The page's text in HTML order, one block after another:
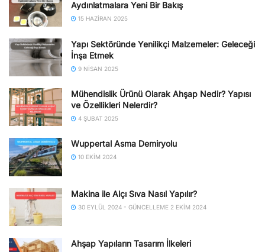
Aydınlatmalara Yeni Bir Bakış
15 HAZIRAN 2025
Yapı Sektöründe Yenilikçi Malzemeler: Geleceği
İnşa Etmek
9 NISAN 2025
Mühendislik Ürünü Olarak Ahşap Nedir? Yapısı
ve Özellikleri Nelerdir?
4 ŞUBAT 2025
Wuppertal Asma Demiryolu
10 EKIM 2024
Makina ile Alçı Sıva Nasıl Yapılır?
30 EYLÜL 2024 - GÜNCELLEME 2 EKIM 2024
Ahşap Yapıların Tasarım İlkeleri